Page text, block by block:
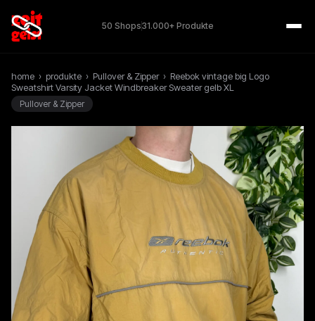
50 Shops31.000+ Produkte
home › produkte › Pullover & Zipper › Reebok vintage big Logo
Sweatshirt Varsity Jacket Windbreaker Sweater gelb XL
Pullover & Zipper